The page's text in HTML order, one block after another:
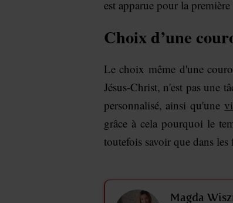
est apparue pour la
Choix d’une
Le choix même d'une
Jésus-Christ, n'est pas une
personnalisé, ainsi qu'une
grâce à cela pourquoi le
toutefois savoir que dans
Magda